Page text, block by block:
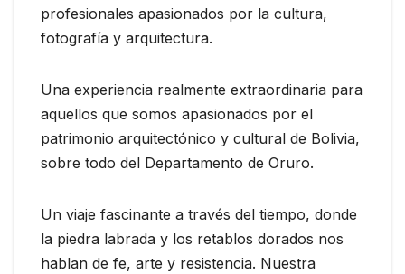
profesionales apasionados por la cultura,
fotografía y arquitectura.
Una experiencia realmente extraordinaria para
aquellos que somos apasionados por el
patrimonio arquitectónico y cultural de Bolivia,
sobre todo del Departamento de Oruro.
Un viaje fascinante a través del tiempo, donde
la piedra labrada y los retablos dorados nos
hablan de fe, arte y resistencia. Nuestra